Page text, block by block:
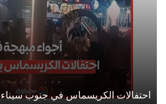
احتفالات الكريسماس في جنوب سيناء